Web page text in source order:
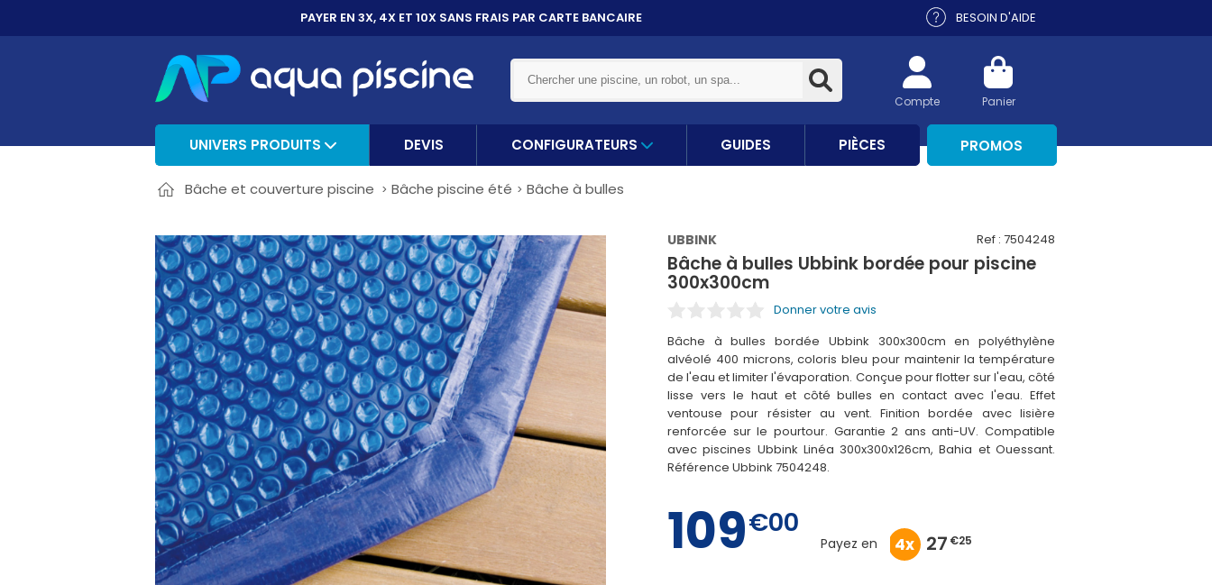
PAYER EN 3X, 4X ET 10XSANS FRAIS PAR CARTE BANCAIRE BESOIN D'AIDE
Panier
Compte
UNIVERS PRODUITS DEVIS CONFIGURATEURS GUIDES PIÈCES PROMOS
Bâche et couverture piscine Bâche piscine été Bâche à bulles
UBBINK Ref : 7504248
Bâche à bulles Ubbink bordée pour piscine
300x300cm
Donner votre avis
Bâche à bulles bordée Ubbink 300x300cm en polyéthylène
alvéolé 400 microns, coloris bleu pour maintenir la température
de l'eau et limiter l'évaporation. Conçue pour flotter sur l'eau, côté
lisse vers le haut et côté bulles en contact avec l'eau. Effet
ventouse pour résister au vent. Finition bordée avec lisière
renforcée sur le pourtour. Garantie 2 ans anti-UV. Compatible
avec piscines Ubbink Linéa 300x300x126cm, Bahia et Ouessant.
Référence Ubbink 7504248.
109€00
Payez en
36€33
27€25 10x 10 €90